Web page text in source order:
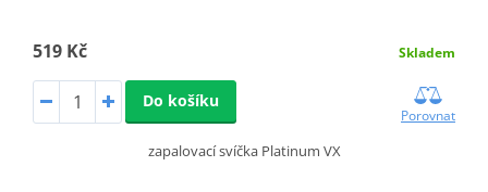
519 Kč Skladem
Do košíku
Porovnat
zapalovací svíčka Platinum VX